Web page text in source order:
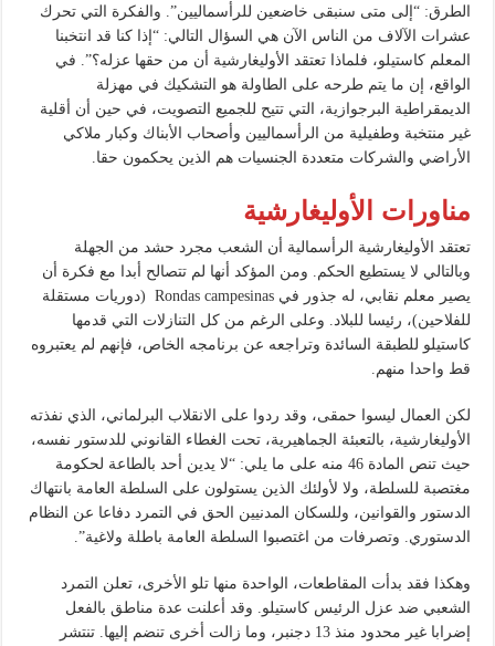
الطرق: “إلى متى سنبقى خاضعين للرأسماليين”. والفكرة التي تحرك
عشرات الآلاف من الناس الآن هي السؤال التالي: “إذا كنا قد انتخبنا
المعلم كاستيلو، فلماذا تعتقد الأوليغارشية أن من حقها عزله؟”. في
الواقع، إن ما يتم طرحه على الطاولة هو التشكيك في مهزلة
الديمقراطية البرجوازية، التي تتيح للجميع التصويت، في حين أن أقلية
غير منتخبة وطفيلية من الرأسماليين وأصحاب الأبناك وكبار ملاكي
الأراضي والشركات متعددة الجنسيات هم الذين يحكمون حقا.
مناورات الأوليغارشية
تعتقد الأوليغارشية الرأسمالية أن الشعب مجرد حشد من الجهلة
وبالتالي لا يستطيع الحكم. ومن المؤكد أنها لم تتصالح أبدا مع فكرة أن
يصير معلم نقابي، له جذور في Rondas campesinas (دوريات مستقلة
للفلاحين)، رئيسا للبلاد. وعلى الرغم من كل التنازلات التي قدمها
كاستيلو للطبقة السائدة وتراجعه عن برنامجه الخاص، فإنهم لم يعتبروه
قط واحدا منهم.
لكن العمال ليسوا حمقى، وقد ردوا على الانقلاب البرلماني، الذي نفذته
الأوليغارشية، بالتعبئة الجماهيرية، تحت الغطاء القانوني للدستور نفسه،
حيث تنص المادة 46 منه على ما يلي: “لا يدين أحد بالطاعة لحكومة
مغتصبة للسلطة، ولا لأولئك الذين يستولون على السلطة العامة بانتهاك
الدستور والقوانين، وللسكان المدنيين الحق في التمرد دفاعا عن النظام
الدستوري. وتصرفات من اغتصبوا السلطة العامة باطلة ولاغية”.
وهكذا فقد بدأت المقاطعات، الواحدة منها تلو الأخرى، تعلن التمرد
الشعبي ضد عزل الرئيس كاستيلو. وقد أعلنت عدة مناطق بالفعل
إضرابا غير محدود منذ 13 دجنبر، وما زالت أخرى تنضم إليها. تنتشر